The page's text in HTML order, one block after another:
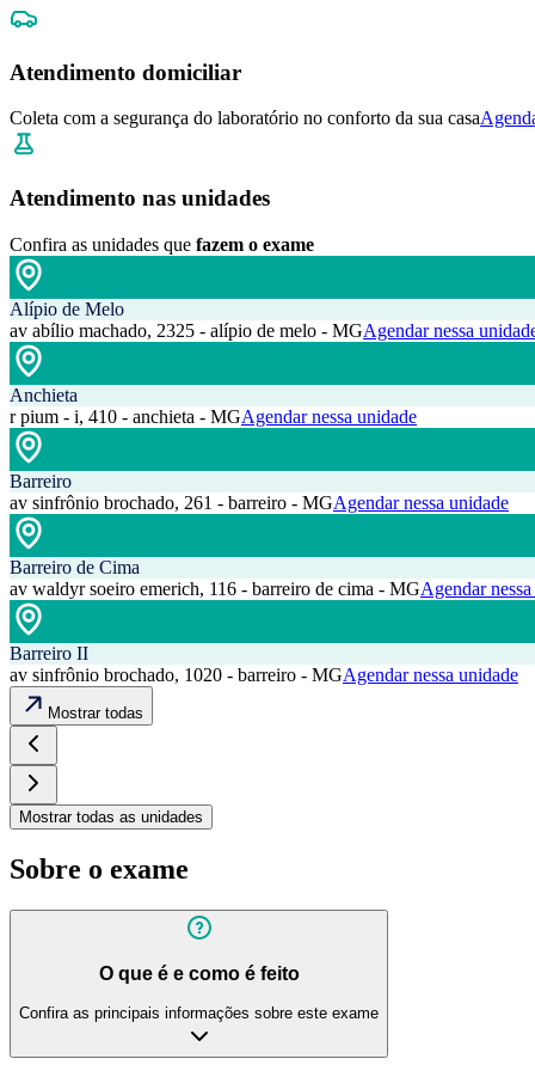
Atendimento domiciliar
Coleta com a segurança do laboratório no conforto da sua casa
Atendimento nas unidades
Confira as unidades que fazem o exame
Alípio de Melo
av abílio machado, 2325 - alípio de melo - MGAgendar nessa
Anchieta
r pium - i, 410 - anchieta - MGAgendar nessa unidade
Barreiro
av sinfrônio brochado, 261 - barreiro - MGAgendar nessa unidade
Barreiro de Cima
av waldyr soeiro emerich, 116 - barreiro de cima - MGAgendar
Barreiro II
av sinfrônio brochado, 1020 - barreiro - MGAgendar nessa unidade
Mostrar todas
Mostrar todas as unidades
Sobre o exame
O que é e como é feito
Confira as principais informações sobre este exame